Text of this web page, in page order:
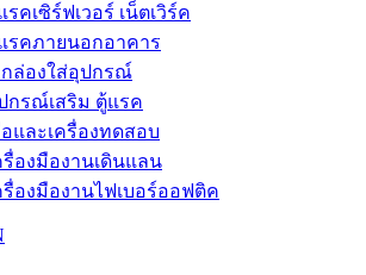
รคเซิร์ฟเวอร์ เน็ตเวิร์ค
รคภายนอกอาคาร
ล่องใส่อุปกรณ์
กรณ์เสริม ตู้แรค
และเครื่องทดสอบ
รื่องมืองานเดินแลน
รื่องมืองานไฟเบอร์ออฟติค